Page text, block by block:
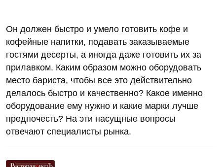
Он должен быстро и умело готовить кофе и
кофейные напитки, подавать заказываемые
гостями десерты, а иногда даже готовить их за
прилавком. Каким образом можно оборудовать
место бариста, чтобы все это действительно
делалось быстро и качественно? Какое именно
оборудование ему нужно и какие марки лучше
предпочесть? На эти насущные вопросы
отвечают специалисты рынка.